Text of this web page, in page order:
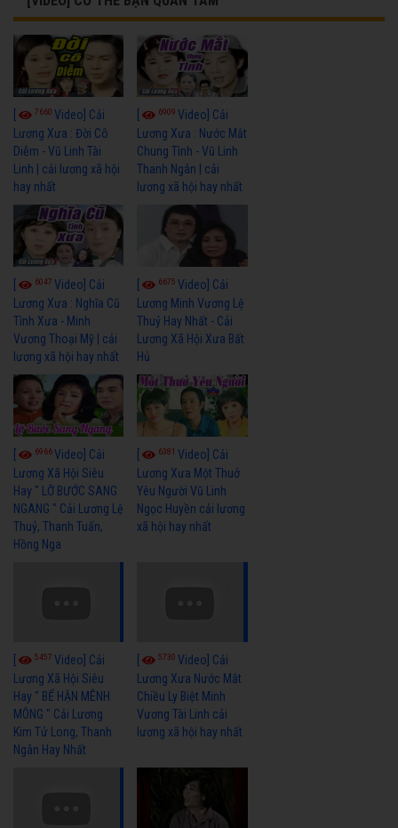
7660 Video] Cải
Lương Xưa : Đời Cô
Diễm - Vũ Linh Tài
Linh | cải lương xã hội
hay nhất
6909Video] Cải
Lương Xưa : Nước Mắt
Chung Tình - Vũ Linh
Thanh Ngân | cải
lương xã hội hay nhất
6047 Video] Cải
Lương Xưa : Nghĩa Cũ
Tình Xưa - Minh
Vương Thoại Mỹ | cải
lương xã hội hay nhất
6675Video] Cải
Lương Minh Vương Lệ
Thuỷ Hay Nhất - Cải
Lương Xã Hội Xưa Bất
Hủ
6966Video] Cải
Lương Xã Hội Siêu
Hay " LỠ BƯỚC SANG
NGANG " Cải Lương Lệ
Thuỷ, Thanh Tuấn,
Hồng Nga
6381Video] Cải
Lương Xưa Một Thuở
Yêu Người Vũ Linh
Ngọc Huyền cải lương
xã hội hay nhất
5457 Video] Cải
Lương Xã Hội Siêu
Hay " BỂ HẬN MÊNH
MÔNG " Cải Lương
Kim Tử Long, Thanh
Ngân Hay Nhất
5730Video] Cải
Lương Xưa Nước Mắt
Chiều Ly Biệt Minh
Vương Tài Linh cải
lương xã hội hay nhất